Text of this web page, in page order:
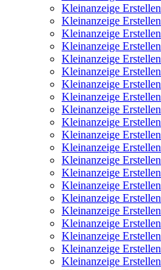
Kleinanzeige Erstellen
Kleinanzeige Erstellen
Kleinanzeige Erstellen
Kleinanzeige Erstellen
Kleinanzeige Erstellen
Kleinanzeige Erstellen
Kleinanzeige Erstellen
Kleinanzeige Erstellen
Kleinanzeige Erstellen
Kleinanzeige Erstellen
Kleinanzeige Erstellen
Kleinanzeige Erstellen
Kleinanzeige Erstellen
Kleinanzeige Erstellen
Kleinanzeige Erstellen
Kleinanzeige Erstellen
Kleinanzeige Erstellen
Kleinanzeige Erstellen
Kleinanzeige Erstellen
Kleinanzeige Erstellen
Kleinanzeige Erstellen